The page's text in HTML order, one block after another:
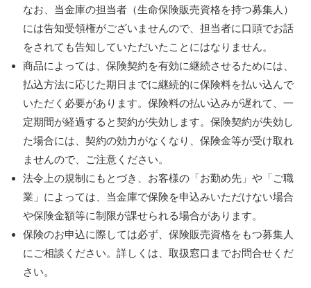
なお、当金庫の担当者（生命保険販売資格を持つ募集人）
には告知受領権がございませんので、担当者に口頭でお話
をされても告知していただいたことにはなりません。
商品によっては、保険契約を有効に継続させるためには、
払込方法に応じた期日までに継続的に保険料を払い込んで
いただく必要があります。保険料の払い込みが遅れて、一
定期間が経過すると契約が失効します。保険契約が失効し
た場合には、契約の効力がなくなり、保険金等が受け取れ
ませんので、ご注意ください。
法令上の規制にもとづき、お客様の「お勤め先」や「ご職
業」によっては、当金庫で保険を申込みいただけない場合
や保険金額等に制限が課せられる場合があります。
保険のお申込に際しては必ず、保険販売資格をもつ募集人
にご相談ください。詳しくは、取扱窓口までお問合せくだ
さい。